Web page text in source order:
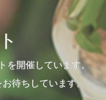
を開催しています。
待ちしています。